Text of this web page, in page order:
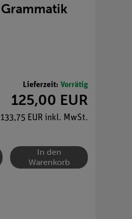
Lieferzeit: Vorrätig
125,00 EUR
133,75 EUR inkl. MwSt.
In den
Warenkorb